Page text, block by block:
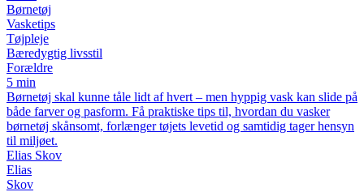
Børnetøj
Vasketips
Tøjpleje
Bæredygtig livsstil
Forældre
5 min
Børnetøj skal kunne tåle lidt af hvert – men hyppig vask kan slide på
både farver og pasform. Få praktiske tips til, hvordan du vasker
børnetøj skånsomt, forlænger tøjets levetid og samtidig tager hensyn
til miljøet.
Elias Skov
Elias
Skov